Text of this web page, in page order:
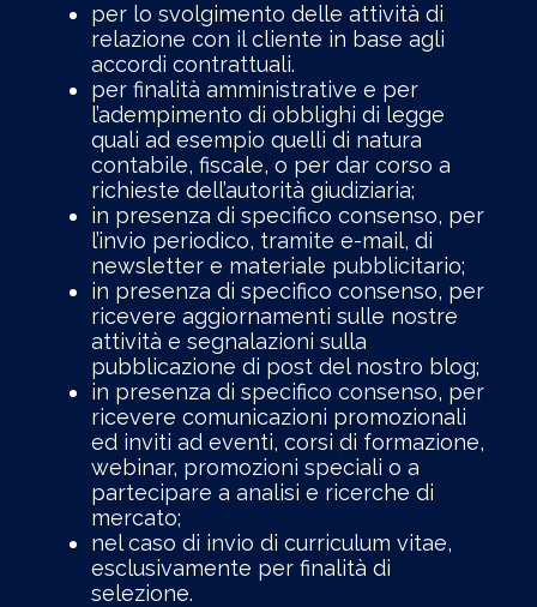
per lo svolgimento delle attività di
relazione con il cliente in base agli
accordi contrattuali.
per finalità amministrative e per
l’adempimento di obblighi di legge
quali ad esempio quelli di natura
contabile, fiscale, o per dar corso a
richieste dell’autorità giudiziaria;
in presenza di specifico consenso, per
l’invio periodico, tramite e-mail, di
newsletter e materiale pubblicitario;
in presenza di specifico consenso, per
ricevere aggiornamenti sulle nostre
attività e segnalazioni sulla
pubblicazione di post del nostro blog;
in presenza di specifico consenso, per
ricevere comunicazioni promozionali
ed inviti ad eventi, corsi di formazione,
webinar, promozioni speciali o a
partecipare a analisi e ricerche di
mercato;
nel caso di invio di curriculum vitae,
esclusivamente per finalità di
selezione.